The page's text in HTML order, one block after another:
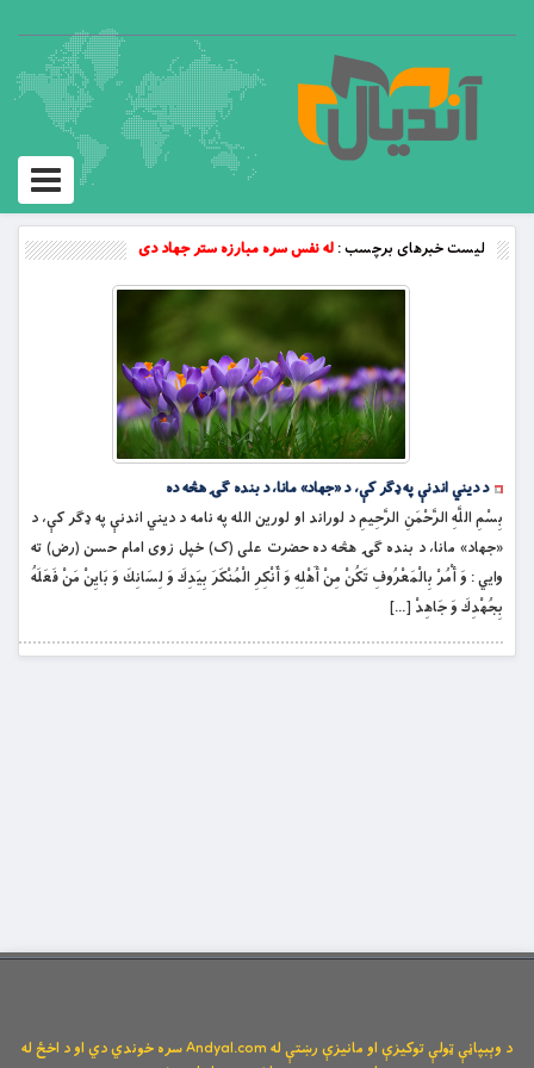
Toggle
لیست خبرهای برچسب :له نفس سره مبارزه ستر جهاد دی
د دیني اندنې په ډگر کې، د «جهاد» مانا، د بنده ګۍ هڅه ده
بِسْمِ اللَّهِ الرَّحْمَنِ الرَّحِيمِ د لوراند او لورین الله په نامه د دیني اندنې په ډگر کې، د
«جهاد» مانا، د بنده ګۍ هڅه ده حضرت علی (ک) خپل زوی امام حسن (رض) ته
وايي : وَ أْمُرْ بِالْمَعْرُوفِ تَكُنْ مِنْ أَهْلِهِ وَ أَنْكِرِ الْمُنْكَرَ بِيَدِكَ وَ لِسَانِكَ وَ بَايِنْ مَنْ فَعَلَهُ
بِجُهْدِكَ وَ جَاهِدْ […]
د وېبپاڼې ټولې توکیزې او مانیزې رښتې له Andyal.com سره خوندي دي او د اخځ له